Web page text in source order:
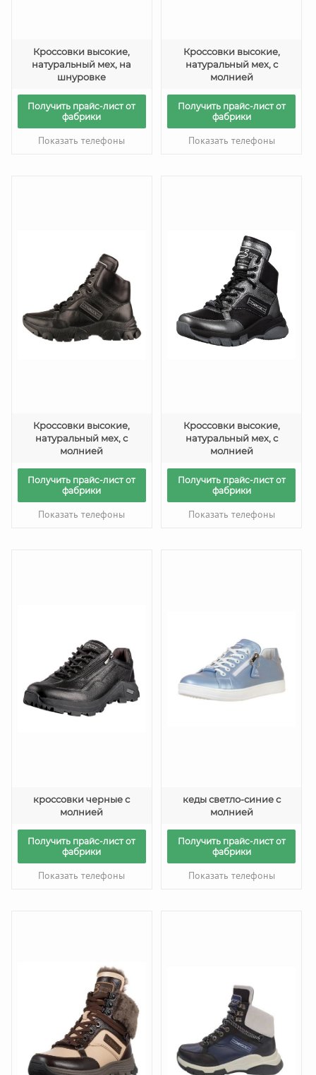
Кроссовки высокие,
натуральный мех, на
шнуровке
Получить прайс-лист от
фабрики
Показать телефоны
Кроссовки высокие,
натуральный мех, с
молнией
Получить прайс-лист от
фабрики
Показать телефоны
Кроссовки высокие,
натуральный мех, с
молнией
Получить прайс-лист от
фабрики
Показать телефоны
Кроссовки высокие,
натуральный мех, с
молнией
Получить прайс-лист от
фабрики
Показать телефоны
кроссовки черные с
молнией
Получить прайс-лист от
фабрики
Показать телефоны
кеды светло-синие с
молнией
Получить прайс-лист от
фабрики
Показать телефоны